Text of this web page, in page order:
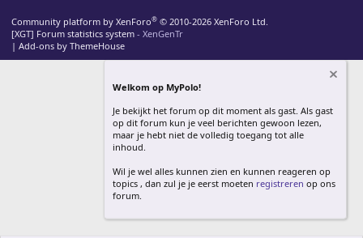
Community platform by XenForo® © 2010-2026 XenForo Ltd.
[XGT] Forum statistics system - XenGenTr
| Add-ons by ThemeHouse
Welkom op MyPolo!
Je bekijkt het forum op dit moment als gast. Als gast
op dit forum kun je veel berichten gewoon lezen,
maar je hebt niet de volledig toegang tot alle
inhoud.
Wil je wel alles kunnen zien en kunnen reageren op
topics , dan zul je je eerst moeten registreren op ons
forum.